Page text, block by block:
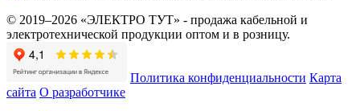
© 2019–2026 «ЭЛЕКТРО ТУТ» - продажа кабельной и
электротехнической продукции оптом и в розницу.
Политика конфиденциальности Карта
сайта О разработчике